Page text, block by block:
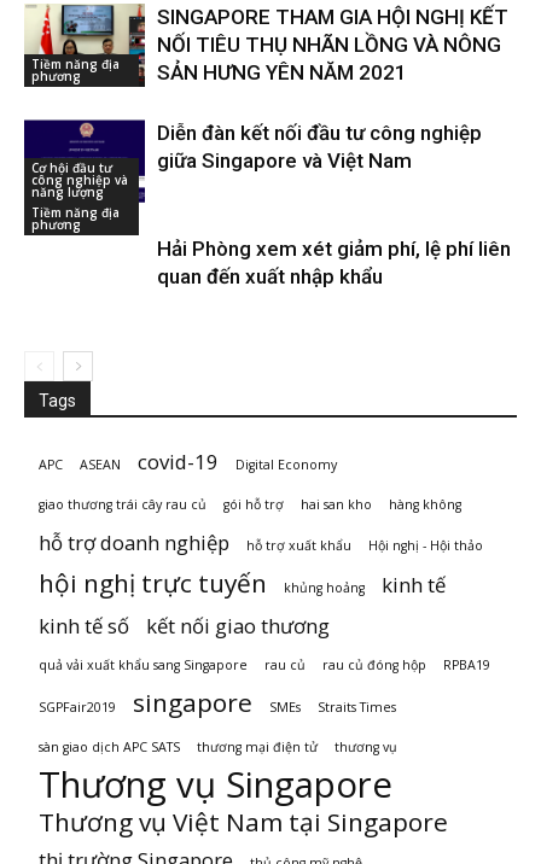
Tiềm năng địa
phương
SINGAPORE THAM GIA HỘI NGHỊ KẾT
NỐI TIÊU THỤ NHÃN LỒNG VÀ NÔNG
SẢN HƯNG YÊN NĂM 2021
Cơ hội đầu tư
công nghiệp và
năng lượng
Diễn đàn kết nối đầu tư công nghiệp
giữa Singapore và Việt Nam
Tiềm năng địa
phương
Hải Phòng xem xét giảm phí, lệ phí liên
quan đến xuất nhập khẩu
Tags
APC ASEAN covid-19 Digital Economy
giao thương trái cây rau củ gói hỗ trợ hai san kho hàng không
hỗ trợ doanh nghiệp hỗ trợ xuất khẩu Hội nghị - Hội thảo
hội nghị trực tuyến khủng hoảng
kinh tế
kinh tế số
kết nối giao thương
quả vải xuất khẩu sang Singapore rau củ rau củ đóng hộp RPBA19
SGPFair2019 singapore SMEs Straits Times
sàn giao dịch APC SATS thương mại điện tử thương vụ
Thương vụ Singapore
Thương vụ Việt Nam tại Singapore